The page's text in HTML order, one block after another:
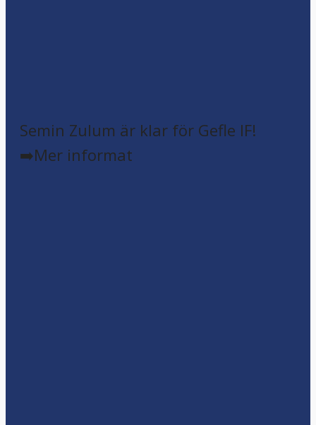
Semin Zulum är klar för Gefle IF!
➡️Mer informat